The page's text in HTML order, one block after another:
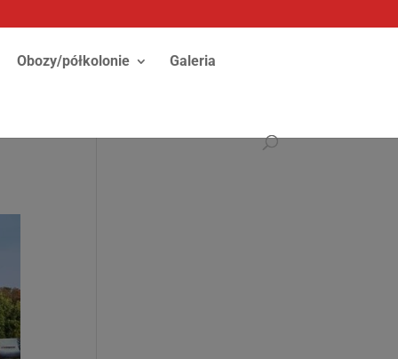
Obozy/półkolonie Galeria